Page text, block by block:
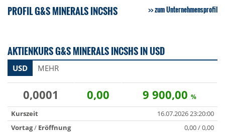
PROFIL G&S MINERALS INCSHS zum Unternehmensprofil
AKTIENKURS G&S MINERALS INCSHS IN USD
USD MEHR
0,0001 0,00 9 900,00 %
Kurszeit
16.07.2026 23:20:00
Vortag/ Eröffnung 0,00 / 0,00